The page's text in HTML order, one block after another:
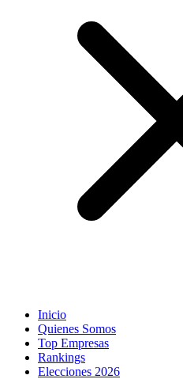
Inicio
Quienes Somos
Top Empresas
Rankings
Elecciones 2026